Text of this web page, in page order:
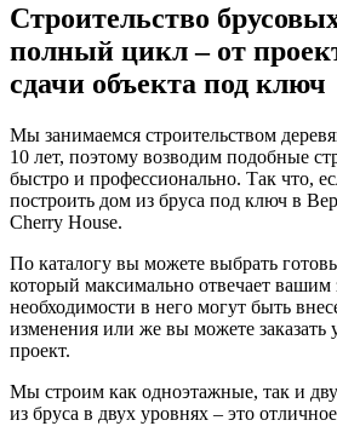
Строительство
полный цикл – от
сдачи объекта под ключ
Мы занимаемся строительством
10 лет, поэтому возводим подобные
быстро и профессионально. Так что,
построить дом из бруса под ключ в
Cherry House.
По каталогу вы можете выбрать
который максимально отвечает
необходимости в него могут быть
изменения или же вы можете
проект.
Мы строим как одноэтажные, так и
из бруса в двух уровнях – это